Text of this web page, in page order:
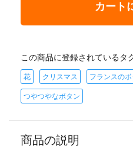
カート
この商品に登録されているタ
花 クリスマス フランスのボ
つやつやなボタン
商品の説明